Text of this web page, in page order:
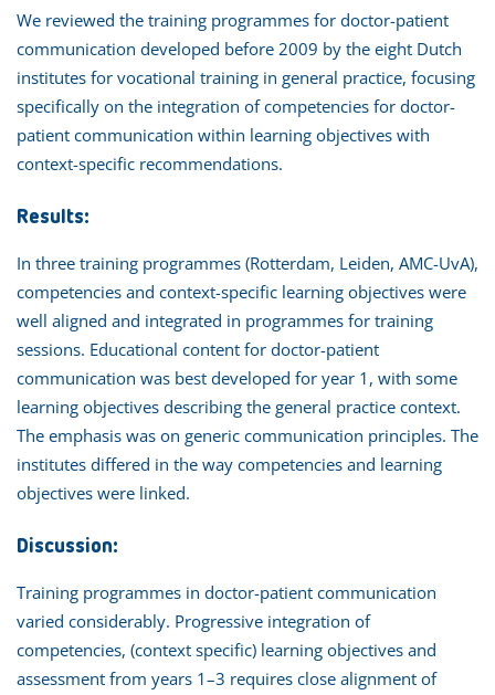
We reviewed the training programmes for doctor-patient
communication developed before 2009 by the eight Dutch
institutes for vocational training in general practice, focusing
specifically on the integration of competencies for doctor-
patient communication within learning objectives with
context-specific recommendations.
Results:
In three training programmes (Rotterdam, Leiden, AMC-UvA),
competencies and context-specific learning objectives were
well aligned and integrated in programmes for training
sessions. Educational content for doctor-patient
communication was best developed for year 1, with some
learning objectives describing the general practice context.
The emphasis was on generic communication principles. The
institutes differed in the way competencies and learning
objectives were linked.
Discussion:
Training programmes in doctor-patient communication
varied considerably. Progressive integration of
competencies, (context specific) learning objectives and
assessment from years 1–3 requires close alignment of